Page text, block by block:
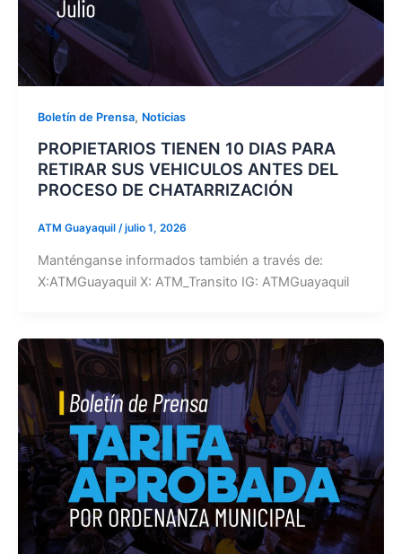
Boletín de Prensa, Noticias
PROPIETARIOS TIENEN 10 DIAS PARA
RETIRAR SUS VEHICULOS ANTES DEL
PROCESO DE CHATARRIZACIÓN
ATM Guayaquil /julio 1, 2026
Manténganse informados también a través de:
X:ATMGuayaquil X: ATM_Transito IG: ATMGuayaquil